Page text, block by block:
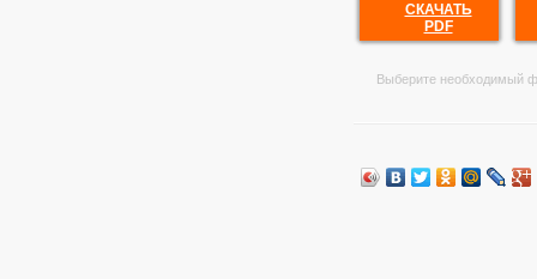
СКАЧАТЬ
PDF
Выберите необходимый